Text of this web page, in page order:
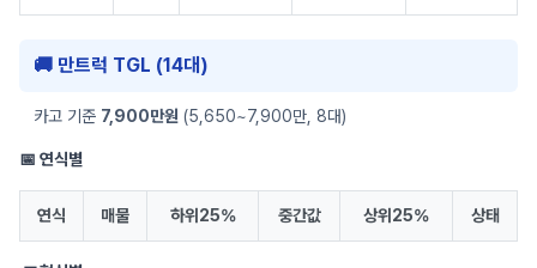
🚚 만트럭 TGL (14대)
카고 기준 7,900만원 (5,650~7,900만, 8대)
📅 연식별
연식 매물 하위25% 중간값 상위25% 상태